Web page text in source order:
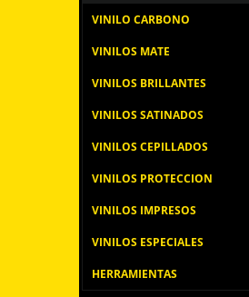
VINILO CARBONO
VINILOS MATE
VINILOS BRILLANTES
VINILOS SATINADOS
VINILOS CEPILLADOS
VINILOS PROTECCION
VINILOS IMPRESOS
VINILOS ESPECIALES
HERRAMIENTAS